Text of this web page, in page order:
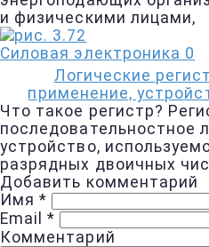
и физическими лицами,
Силовая электроника 0
Логические
применение,
Что такое регистр?
последовательностное
устройство,
разрядных двоичных
Добавить комментарий
Имя*
Email*
Комментарий